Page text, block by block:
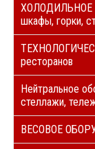
ХОЛОДИЛЬНОЕ
шкафы, горки,
ресторанов
Нейтральное
стеллажи,
ВЕСОВОЕ